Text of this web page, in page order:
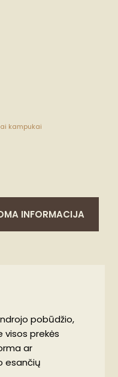
kampukai
INFORMACIJA
pobūdžio,
prekės
ar
esančių